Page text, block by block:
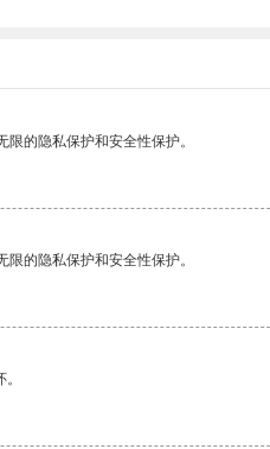
的隐私保护和安全性保护。
的隐私保护和安全性保护。